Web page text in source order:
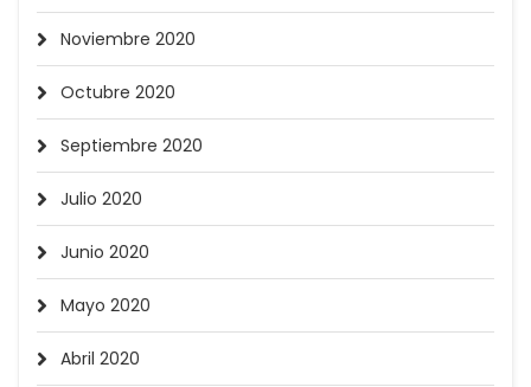
Noviembre 2020
Octubre 2020
Septiembre 2020
Julio 2020
Junio 2020
Mayo 2020
Abril 2020